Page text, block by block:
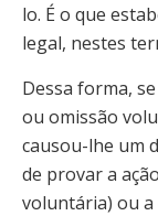
lo. É o que
legal, nestes
Dessa forma,
ou omissão
causou-lhe um
de provar a
voluntária) ou a